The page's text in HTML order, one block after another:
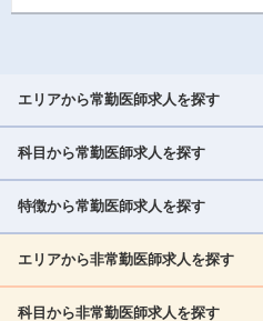
エリアから常勤医師求人を探す
北海道・東北
北海道 青森県 岩手県
茨城県 栃木県 群馬県
科目から常勤医師求人を探す
内科系
消化器科 呼吸器科
特徴から常勤医師求人を探す
救急対応なし 女性医師歓迎
エリアから非常勤医師求人を探す
科目から非常勤医師求人を探す